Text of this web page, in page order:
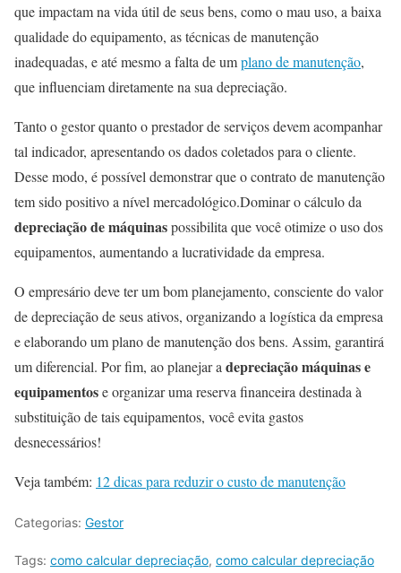
que impactam na vida útil de seus bens, como o mau uso, a baixa
qualidade do equipamento, as técnicas de manutenção
inadequadas, e até mesmo a falta de umplano de manutenção,
que influenciam diretamente na sua depreciação.
Tanto o gestor quanto o prestador de serviços devem acompanhar
tal indicador, apresentando os dados coletados para o cliente.
Desse modo, é possível demonstrar que o contrato de manutenção
tem sido positivo a nível mercadológico.Dominar o cálculo da
depreciação de máquinaspossibilita que você otimize o uso dos
equipamentos, aumentando a lucratividade da empresa.
O empresário deve ter um bom planejamento, consciente do valor
de depreciação de seus ativos, organizando a logística da empresa
e elaborando um plano de manutenção dos bens. Assim, garantirá
um diferencial. Por fim, ao planejar a depreciação máquinas e
equipamentose organizar uma reserva financeira destinada à
substituição de tais equipamentos, você evita gastos
desnecessários!
Veja também: 12 dicas para reduzir o custo de manutenção
Categorias: Gestor
Tags: como calcular depreciação, como calcular depreciação